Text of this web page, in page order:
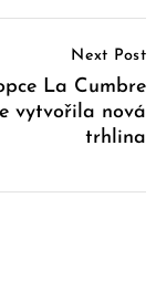
Next Post
La Cumbre
vytvořila nová
trhlina